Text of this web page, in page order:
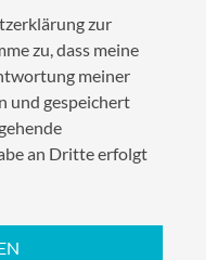
zur
zu, dass meine
meiner
und gespeichert
an Dritte erfolgt